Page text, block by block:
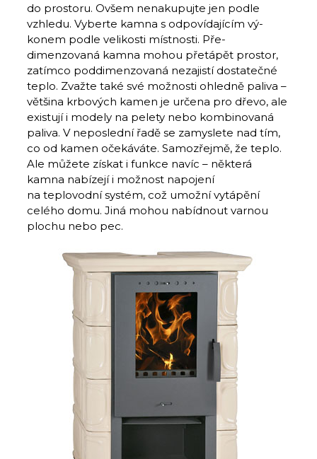
do prostoru. Ovšem nenakupujte jen podle
vzhledu. Vyberte kamna s odpovídajícím vý­
konem podle velikosti místnosti. Pře­
dimenzovaná kamna mohou přetápět prostor,
zatímco poddimenzovaná nezajistí dostatečné
teplo. Zvažte také své možnosti ohledně paliva –
většina krbových kamen je určena pro dřevo, ale
existují i modely na pelety nebo kombinovaná
paliva. V neposlední řadě se zamyslete nad tím,
co od kamen očekáváte. Samozřejmě, že teplo.
Ale můžete získat i funkce navíc – některá
kamna nabízejí i možnost napojení
na teplovodní systém, což umožní vytápění
celého domu. Jiná mohou nabídnout varnou
plochu nebo pec.